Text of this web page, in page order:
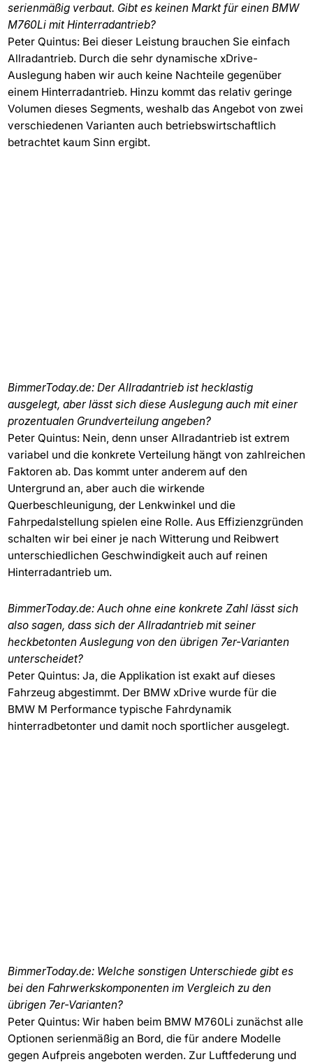
serienmäßig verbaut. Gibt es keinen Markt für einen BMW
M760Li mit Hinterradantrieb?
Peter Quintus: Bei dieser Leistung brauchen Sie einfach
Allradantrieb. Durch die sehr dynamische xDrive-
Auslegung haben wir auch keine Nachteile gegenüber
einem Hinterradantrieb. Hinzu kommt das relativ geringe
Volumen dieses Segments, weshalb das Angebot von zwei
verschiedenen Varianten auch betriebswirtschaftlich
betrachtet kaum Sinn ergibt.
BimmerToday.de: Der Allradantrieb ist hecklastig
ausgelegt, aber lässt sich diese Auslegung auch mit einer
prozentualen Grundverteilung angeben?
Peter Quintus: Nein, denn unser Allradantrieb ist extrem
variabel und die konkrete Verteilung hängt von zahlreichen
Faktoren ab. Das kommt unter anderem auf den
Untergrund an, aber auch die wirkende
Querbeschleunigung, der Lenkwinkel und die
Fahrpedalstellung spielen eine Rolle. Aus Effizienzgründen
schalten wir bei einer je nach Witterung und Reibwert
unterschiedlichen Geschwindigkeit auch auf reinen
Hinterradantrieb um.
BimmerToday.de: Auch ohne eine konkrete Zahl lässt sich
also sagen, dass sich der Allradantrieb mit seiner
heckbetonten Auslegung von den übrigen 7er-Varianten
unterscheidet?
Peter Quintus: Ja, die Applikation ist exakt auf dieses
Fahrzeug abgestimmt. Der BMW xDrive wurde für die
BMW M Performance typische Fahrdynamik
hinterradbetonter und damit noch sportlicher ausgelegt.
BimmerToday.de: Welche sonstigen Unterschiede gibt es
bei den Fahrwerkskomponenten im Vergleich zu den
übrigen 7er-Varianten?
Peter Quintus: Wir haben beim BMW M760Li zunächst alle
Optionen serienmäßig an Bord, die für andere Modelle
gegen Aufpreis angeboten werden. Zur Luftfederung und